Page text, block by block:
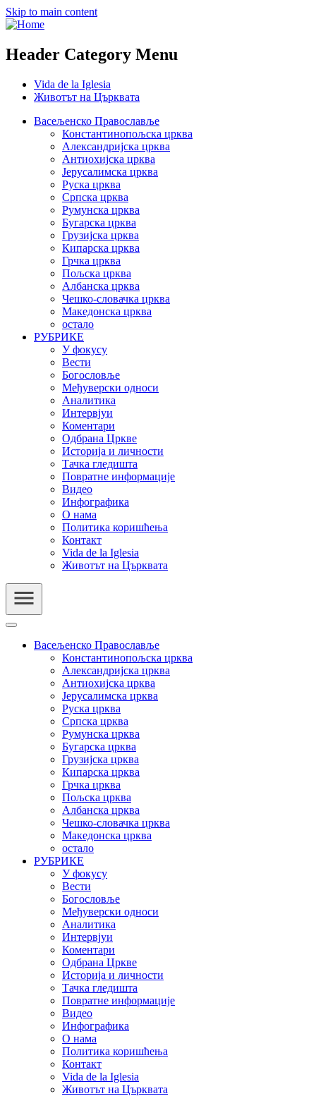
Skip to main content
Header Category Menu
Vida de la Iglesia
Животът на Църквата
Васељенско Православље
Константинопољска црква
Александријска црква
Антиохијска црква
Јерусалимска црква
Руска црква
Српска црква
Румунска црква
Бугарска црква
Грузијска црква
Кипарска црква
Грчка црква
Пољска црква
Албанска црква
Чешко-словачка црква
Македонска црква
остало
РУБРИКЕ
У фокусу
Вести
Богословље
Међуверски односи
Аналитика
Интервјуи
Коментари
Одбрана Цркве
Историја и личности
Тачка гледишта
Повратне информације
Видео
Инфографика
О нама
Политика коришћења
Контакт
Vida de la Iglesia
Животът на Църквата
Васељенско Православље
Константинопољска црква
Александријска црква
Антиохијска црква
Јерусалимска црква
Руска црква
Српска црква
Румунска црква
Бугарска црква
Грузијска црква
Кипарска црква
Грчка црква
Пољска црква
Албанска црква
Чешко-словачка црква
Македонска црква
остало
РУБРИКЕ
У фокусу
Вести
Богословље
Међуверски односи
Аналитика
Интервјуи
Коментари
Одбрана Цркве
Историја и личности
Тачка гледишта
Повратне информације
Видео
Инфографика
О нама
Политика коришћења
Контакт
Vida de la Iglesia
Животът на Църквата